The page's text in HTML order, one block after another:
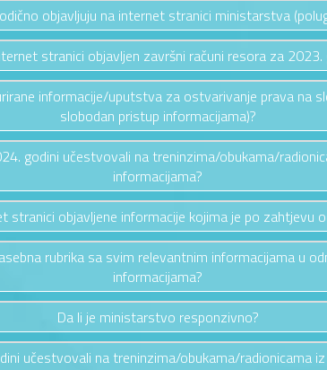
objavljuju na internet stranici ministarstva
stranici objavljen završni računi resora za 2023.
informacije/uputstva za ostvarivanje prava na
slobodan pristup informacijama)?
godini učestvovali na treninzima/obukama/
informacijama?
stranici objavljene informacije kojima je po zahtjevu
rubrika sa svim relevantnim informacijama u
informacijama?
Da li je ministarstvo responzivno?
učestvovali na treninzima/obukama/radionicama